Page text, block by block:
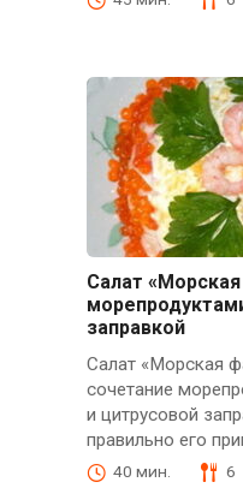
Салат
заправкой
Салат «Морская
сочетание
и цитрусовой
правильно его
40 мин. 6